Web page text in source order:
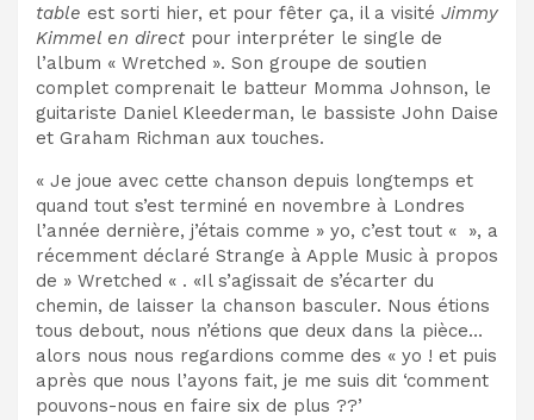
table est sorti hier, et pour fêter ça, il a visité Jimmy
Kimmel en directpour interpréter le single de
l’album « Wretched ». Son groupe de soutien
complet comprenait le batteur Momma Johnson, le
guitariste Daniel Kleederman, le bassiste John Daise
et Graham Richman aux touches.
« Je joue avec cette chanson depuis longtemps et
quand tout s’est terminé en novembre à Londres
l’année dernière, j’étais comme » yo, c’est tout « », a
récemment déclaré Strange à Apple Music à propos
de » Wretched « . «Il s’agissait de s’écarter du
chemin, de laisser la chanson basculer. Nous étions
tous debout, nous n’étions que deux dans la pièce…
alors nous nous regardions comme des « yo ! et puis
après que nous l’ayons fait, je me suis dit ‘comment
pouvons-nous en faire six de plus ??’